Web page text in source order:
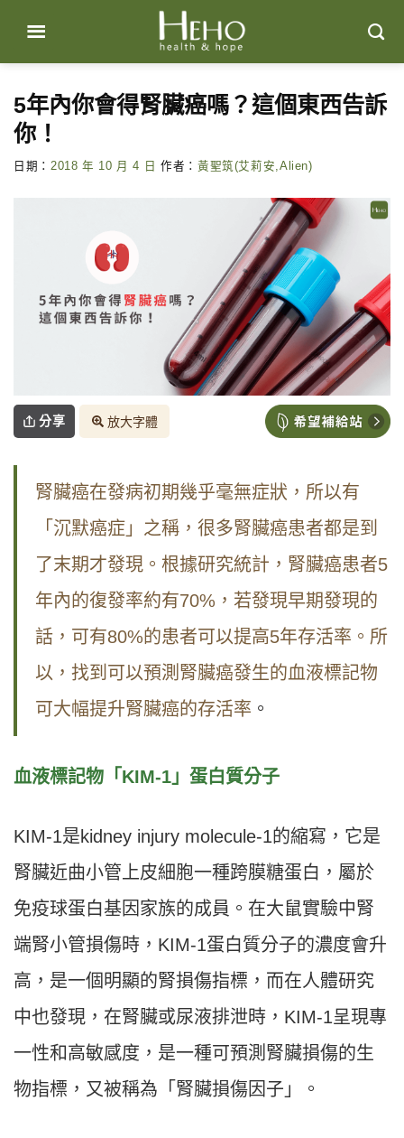
content
5年內你會得腎臟癌嗎？這個東西告訴
你！
日期： 2018 年 10 月 4 日 作者： 黃聖筑(艾莉安,Alien)
分享 放大字體
腎臟癌在發病初期幾乎毫無症狀，所以有
「沉默癌症」之稱，很多腎臟癌患者都是到
了末期才發現。根據研究統計，腎臟癌患者5
年內的復發率約有70%，若發現早期發現的
話，可有80%的患者可以提高5年存活率。所
以，找到可以預測腎臟癌發生的血液標記物
可大幅提升腎臟癌的存活率 。
血液標記物「KIM-1」蛋白質分子
KIM-1是kidney injury molecule‐1的縮寫，它是
腎臟近曲小管上皮細胞一種跨膜糖蛋白，屬於
免疫球蛋白基因家族的成員。在大鼠實驗中腎
端腎小管損傷時，KIM-1蛋白質分子的濃度會升
高，是一個明顯的腎損傷指標，而在人體研究
中也發現，在腎臟或尿液排泄時，KIM-1呈現專
一性和高敏感度，是一種可預測腎臟損傷的生
物指標，又被稱為「腎臟損傷因子」。